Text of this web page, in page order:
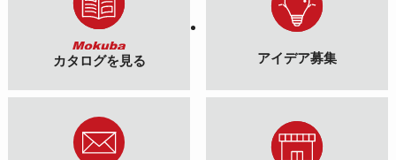
カタログを見る アイデア募集